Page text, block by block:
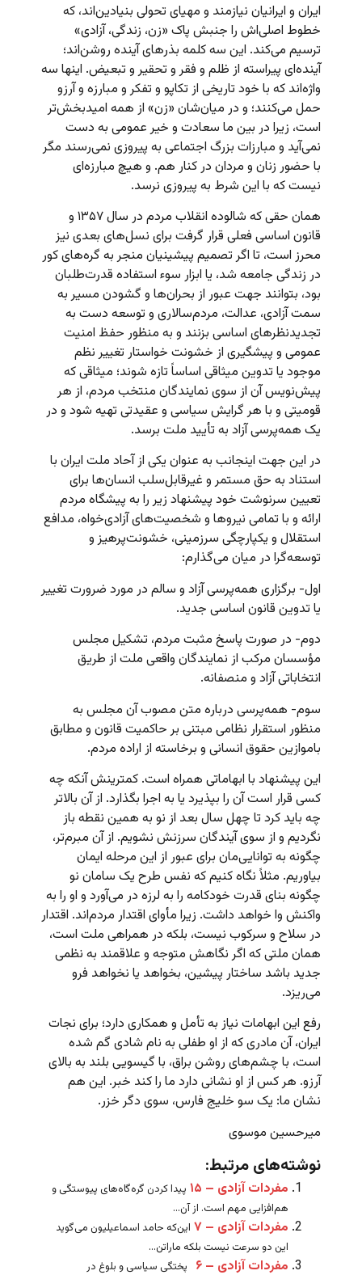
ایران و ایرانیان نیازمند و مهیای تحولی بنیادین‌اند، که
خطوط اصلی‌‌اش را جنبش پاک «زن، زندگی، آزادی»
ترسیم می‌کند. این سه کلمه بذرهای آینده روشن‌اند؛
آینده‌ای پیراسته از ظلم و فقر و تحقیر و تبعیض. اینها سه
واژه‌اند که با خود تاریخی از تکاپو و تفکر و مبارزه و آرزو
حمل می‌کنند؛ و در میان‌شان «زن» از همه امیدبخش‌تر
است، زیرا در بین ما سعادت و خیر عمومی به دست
نمی‌آید و مبارزات بزرگ اجتماعی به پیروزی نمی‌رسند مگر
با حضور زنان و مردان در کنار هم. و هیچ مبارزه‌ای
نیست که با این شرط به پیروزی نرسد.
همان حقی که شالوده‌ انقلاب مردم در سال ۱۳۵۷ و
قانون اساسی فعلی قرار گرفت برای نسل‌های بعدی نیز
محرز است، تا اگر تصمیم پیشینیان منجر به گره‌های کور
در زندگی‌‌ جامعه شد، یا ابزار سوء استفاده‌ قدرت‌طلبان
بود، بتوانند جهت عبور از بحران‌ها و گشودن مسیر به
سمت آزادی، عدالت، مردم‌سالاری و توسعه دست به
تجدیدنظرهای اساسی بزنند و به منظور حفظ امنیت
عمومی و پیشگیری از خشونت خواستار تغییر نظم
موجود یا تدوین میثاقی اساساً تازه شوند؛ میثاقی که
پیش‌نویس آن از سوی نمایندگان منتخب مردم، از هر
قومیتی و با هر گرایش سیاسی و عقیدتی تهیه شود و در
یک همه‌پرسی آزاد به تأیید ملت برسد.
در این جهت اینجانب به عنوان یکی از آحاد ملت ایران با
استناد به حق مستمر و غیرقابل‌سلب انسان‌ها برای
تعیین سرنوشت خود پیشنهاد زیر را به پیشگاه مردم
ارائه و با تمامی نیروها و شخصیت‌های آزادی‌خواه، مدافع
استقلال و یکپارچگی سرزمینی، خشونت‌پرهیز و
توسعه‌گرا در میان می‌گذارم:
اول- برگزاری همه‌پرسی آزاد و سالم در مورد ضرورت تغییر
یا تدوین قانون اساسی جدید.
دوم- در صورت پاسخ مثبت مردم، تشکیل مجلس
مؤسسان مرکب از نمایندگان واقعی ملت از طریق
انتخاباتی آزاد و منصفانه.
سوم- همه‌پرسی درباره متن مصوب آن مجلس به
منظور استقرار نظامی مبتنی بر حاکمیت قانون و مطابق
باموازین حقوق انسانی و برخاسته از اراده مردم.
این پیشنهاد با ابهاماتی همراه است. کمترینش آنکه چه
کسی قرار است آن را بپذیرد یا به اجرا بگذارد. از آن بالاتر
چه باید کرد تا چهل سال بعد از نو به همین نقطه باز
نگردیم و از سوی آیندگان سرزنش نشویم. از آن مبرم‌تر،
چگونه به توانایی‌مان برای عبور از این مرحله ایمان
بیاوریم. مثلاً نگاه کنیم که نفس طرح یک سامان نو
چگونه بنای قدرت خودکامه را به لرزه در می‌آورد و او را به
واکنش وا خواهد داشت. زیرا مأوای اقتدار مردم‌اند. اقتدار
در سلاح و سرکوب نیست، بلکه در همراهی ملت است،
همان ملتی که اگر نگاهش متوجه و علاقمند به نظمی
جدید باشد ساختار پیشین، بخواهد یا نخواهد فرو
می‌ریزد.
رفع این ابهامات نیاز به تأمل و همکاری دارد؛ برای نجات
ایران، آن مادری که از او طفلی به نام شادی گم شده
است، با چشم‌های روشن براق، با گیسویی بلند به بالای
آرزو. هر کس از او نشانی دارد ما را کند خبر. این هم
نشان ما: یک سو خلیج فارس، سوی دگر خزر.
میرحسین موسوی
نوشته‌های مرتبط:
مفردات آزادی – ۱۵
پیدا کردن گره‌گاه‌های پیوستگی و
هم‌افزایی مهم است. از آن...
مفردات آزادی – ۷
این‌که حامد اسماعیلیون می‌گوید
این دو سرعت نیست بلکه ماراتن...
مفردات آزادی – ۶ پختگی سیاسی و بلوغ در